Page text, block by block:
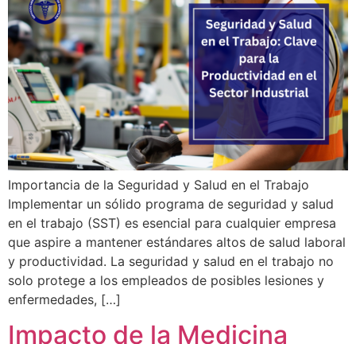
Importancia de la Seguridad y Salud en el Trabajo
Implementar un sólido programa de seguridad y salud
en el trabajo (SST) es esencial para cualquier empresa
que aspire a mantener estándares altos de salud laboral
y productividad. La seguridad y salud en el trabajo no
solo protege a los empleados de posibles lesiones y
enfermedades, […]
Impacto de la Medicina